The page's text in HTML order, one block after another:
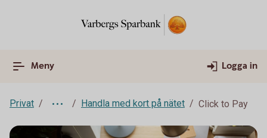
Meny Logga in
Privat Handla med kort på nätet Click to Pay